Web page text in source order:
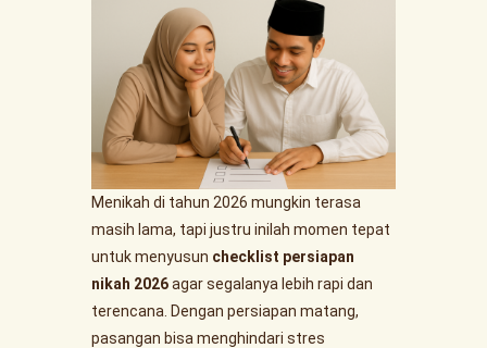
Menikah di tahun 2026 mungkin terasa
masih lama, tapi justru inilah momen tepat
untuk menyusun checklist persiapan
nikah 2026agar segalanya lebih rapi dan
terencana. Dengan persiapan matang,
pasangan bisa menghindari stres